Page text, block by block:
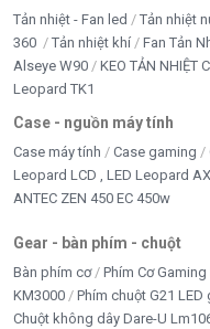
Tản nhiệt - Fan led Tản nhiệt
360
Tản nhiệt khí Fan Tản
Alseye W90
KEO TẢN NHIỆT
Leopard TK1
Case - nguồn máy tính
Case máy tính Case gaming
Leopard LCD , LED Leopard
ANTEC ZEN 450 EC 450w
Gear - bàn phím - chuột
Bàn phím cơ Phím Cơ Gaming
KM3000
Phím chuột G21 LED
Chuột không dây Dare-U